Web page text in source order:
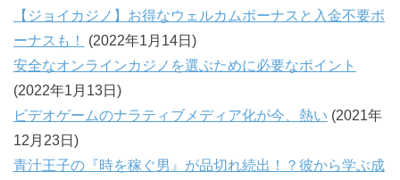
【ジョイカジノ】お得なウェルカムボーナスと入金不要ボ
ーナスも！
(2022年1月14日)
安全なオンラインカジノを選ぶために必要なポイント
(2022年1月13日)
ビデオゲームのナラティブメディア化が今、熱い (2021年
12月23日)
青汁王子の『時を稼ぐ男』が品切れ続出！？彼から学ぶ成